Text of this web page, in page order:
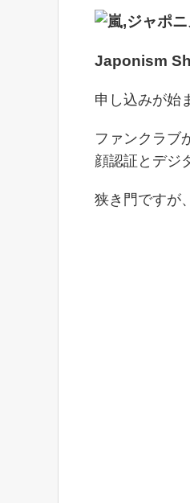
Japonism
申し込みが始
ファンクラブ
顔認証とデジ
狭き門ですが